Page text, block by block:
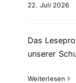
22. Juli 2026
Das
unserer
Weiterlesen